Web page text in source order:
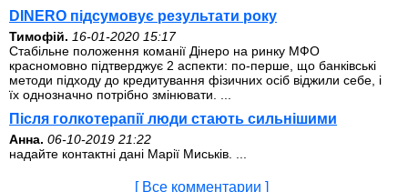
DINERO підсумовує результати року
Тимофій. 16-01-2020 15:17
Стабільне положення команії Дінеро на ринку МФО
красномовно підтверджує 2 аспекти: по-перше, що банківські
методи підходу до кредитування фізичних осіб віджили себе, і
їх однозначно потрібно змінювати. ...
Після голкотерапії люди стають сильнішими
Анна. 06-10-2019 21:22
надайте контактні дані Марії Миськів. ...
[ Все комментарии ]